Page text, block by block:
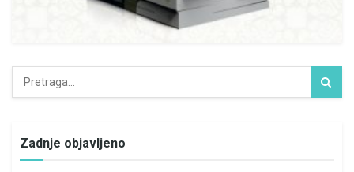
Zadnje objavljeno